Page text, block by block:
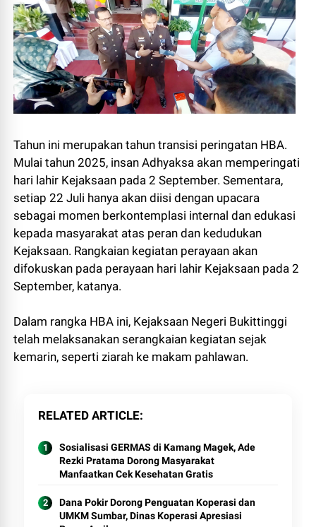
Tahun ini merupakan tahun transisi peringatan HBA.
Mulai tahun 2025, insan Adhyaksa akan memperingati
hari lahir Kejaksaan pada 2 September. Sementara,
setiap 22 Juli hanya akan diisi dengan upacara
sebagai momen berkontemplasi internal dan edukasi
kepada masyarakat atas peran dan kedudukan
Kejaksaan. Rangkaian kegiatan perayaan akan
difokuskan pada perayaan hari lahir Kejaksaan pada 2
September, katanya.
Dalam rangka HBA ini, Kejaksaan Negeri Bukittinggi
telah melaksanakan serangkaian kegiatan sejak
kemarin, seperti ziarah ke makam pahlawan.
RELATED ARTICLE
Sosialisasi GERMAS di Kamang Magek, Ade
Rezki Pratama Dorong Masyarakat
Manfaatkan Cek Kesehatan Gratis
Dana Pokir Dorong Penguatan Koperasi dan
UMKM Sumbar, Dinas Koperasi Apresiasi